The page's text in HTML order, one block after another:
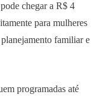
chegar a R$ 4
para mulheres
familiar e
programadas até